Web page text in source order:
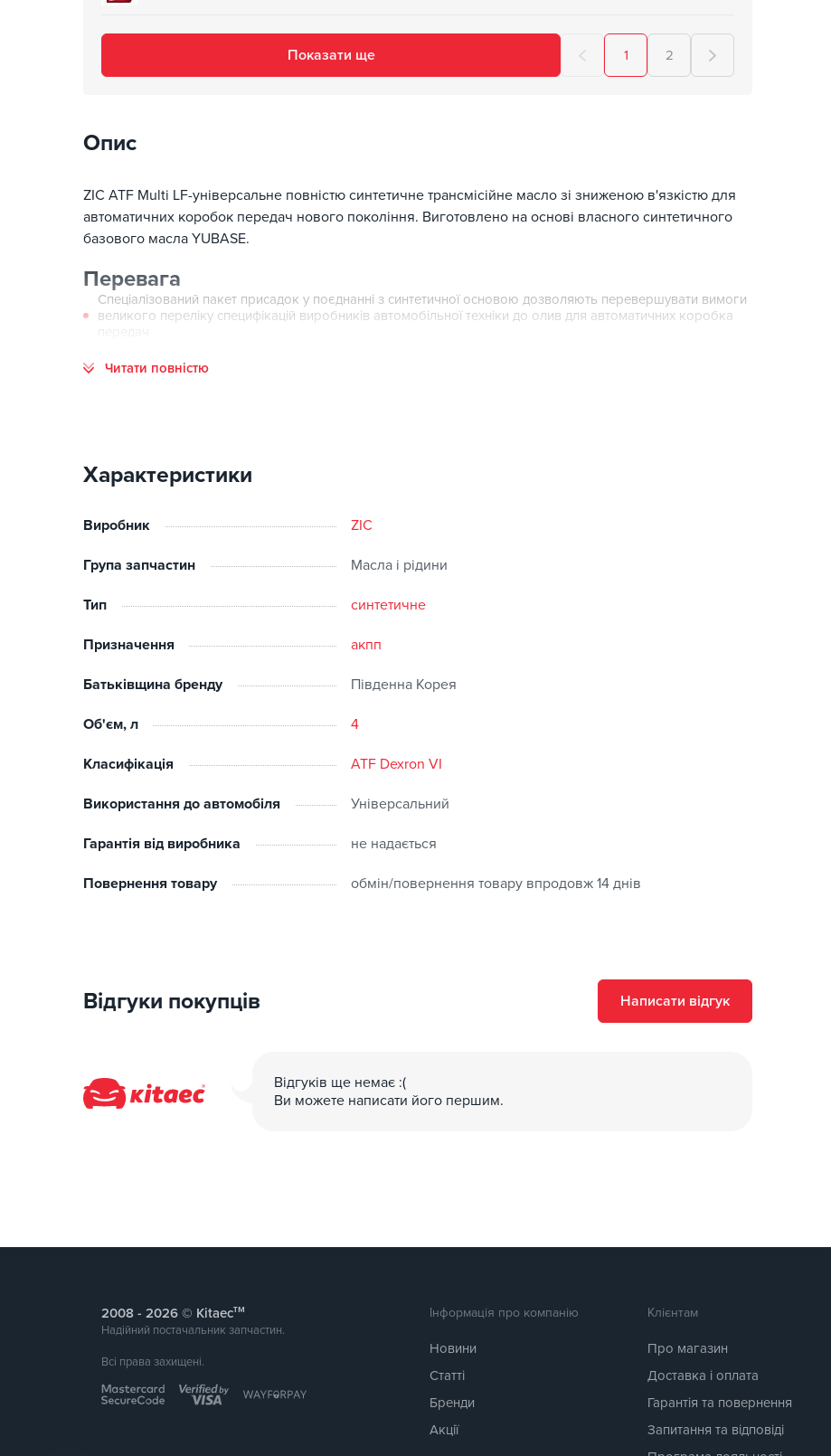
Показати ще 1 2
Опис
ZIC ATF Multi LF-універсальне повністю синтетичне трансмісійне масло зі зниженою в'язкістю для
автоматичних коробок передач нового покоління. Виготовлено на основі власного синтетичного
базового масла YUBASE.
Перевага
Спеціалізований пакет присадок у поєднанні з синтетичної основою дозволяють перевершувати вимоги
великого переліку специфікацій виробників автомобільної техніки до олив для автоматичних коробка
Читати повністю
Характеристики
Виробник ZIC
Група запчастин Масла і рідини
Тип синтетичне
Призначення акпп
Батьківщина бренду Південна Корея
Об'єм, л 4
Класифікація ATF Dexron VI
Використання до автомобіля Універсальний
Гарантія від виробника не надається
Повернення товару обмін/повернення товару впродовж 14 днів
Відгуки покупців Написати відгук
Відгуків ще немає :(
Ви можете написати його першим.
Інформація про компанію
Новини
Статті
Бренди
Акції
Клієнтам
Про магазин
Доставка і оплата
Гарантія та повернення
Запитання та відповіді
2008 - © Kitaecтм
Надійний постачальник запчастин.
Всі права захищені.